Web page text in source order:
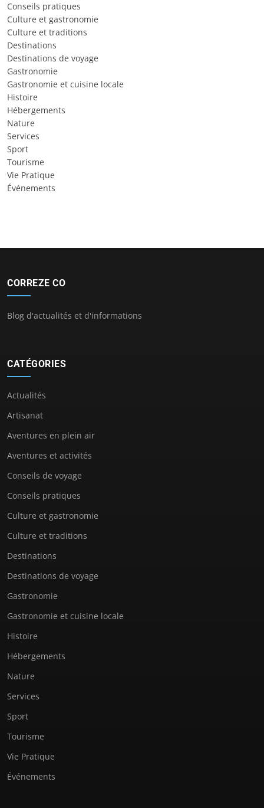
Conseils pratiques
Culture et gastronomie
Culture et traditions
Destinations
Destinations de voyage
Gastronomie
Gastronomie et cuisine locale
Histoire
Hébergements
Nature
Services
Sport
Tourisme
Vie Pratique
Événements
CORREZE CO
Blog d'actualités et d'informations
CATÉGORIES
Actualités
Artisanat
Aventures en plein air
Aventures et activités
Conseils de voyage
Conseils pratiques
Culture et gastronomie
Culture et traditions
Destinations
Destinations de voyage
Gastronomie
Gastronomie et cuisine locale
Histoire
Hébergements
Nature
Services
Sport
Tourisme
Vie Pratique
Événements